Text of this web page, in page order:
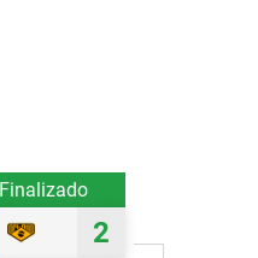
Finalizado
2